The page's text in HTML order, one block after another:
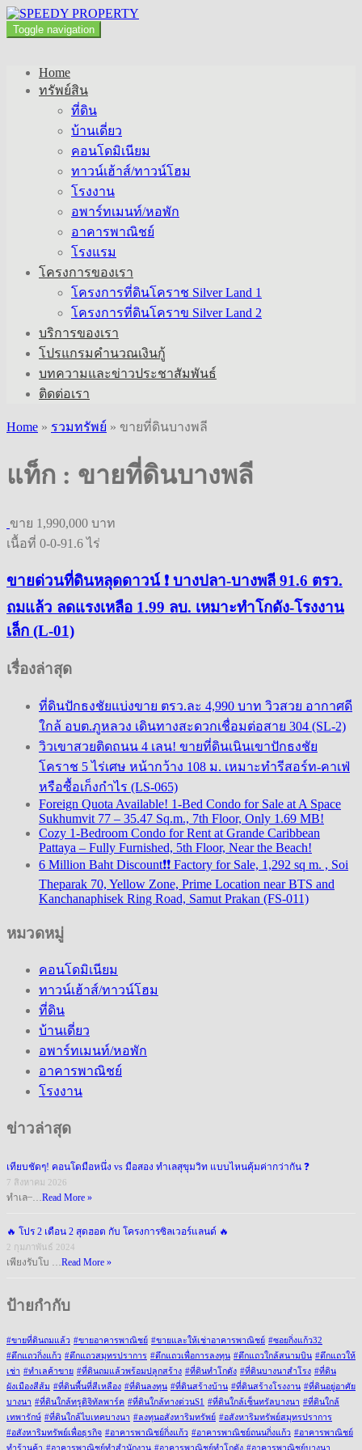
Toggle navigation
Home
ทรัพย์สิน
ที่ดิน
บ้านเดี่ยว
คอนโดมิเนียม
ทาวน์เฮ้าส์/ทาวน์โฮม
โรงงาน
อพาร์ทเมนท์/หอพัก
อาคารพาณิชย์
โรงแรม
โครงการของเรา
โครงการที่ดินโคราช Silver Land 1
โครงการที่ดินโคราข Silver Land 2
บริการของเรา
โปรแกรมคำนวณเงินกู้
บทความและข่าวประชาสัมพันธ์
ติดต่อเรา
Home » รวมทรัพย์ » ขายที่ดินบางพลี
แท็ก : ขายที่ดินบางพลี
ขาย 1,990,000 บาท
เนื้อที่ 0-0-91.6 ไร่
ขายด่วนที่ดินหลุดดาวน์ ❗ บางปลา-บางพลี 91.6 ตรว.
ถมแล้ว ลดแรงเหลือ 1.99 ลบ. เหมาะทำโกดัง-โรงงาน
เล็ก (L-01)
เรื่องล่าสุด
ที่ดินปักธงชัยแบ่งขาย ตรว.ละ 4,990 บาท วิวสวย อากาศดี
ใกล้ อบต.ภูหลวง เดินทางสะดวกเชื่อมต่อสาย 304 (SL-2)
วิวเขาสวยติดถนน 4 เลน! ขายที่ดินเนินเขาปักธงชัย
โคราช 5 ไร่เศษ หน้ากว้าง 108 ม. เหมาะทำรีสอร์ท-คาเฟ่
หรือซื้อเก็งกำไร (LS-065)
Foreign Quota Available! 1-Bed Condo for Sale at A Space
Sukhumvit 77 – 35.47 Sq.m., 7th Floor, Only 1.69 MB!
Cozy 1-Bedroom Condo for Rent at Grande Caribbean
Pattaya – Fully Furnished, 5th Floor, Near the Beach!
6 Million Baht Discount❗❗ Factory for Sale, 1,292 sq m. , Soi
Theparak 70, Yellow Zone, Prime Location near BTS and
Kanchanaphisek Ring Road, Samut Prakan (FS-011)
หมวดหมู่
คอนโดมิเนียม
ทาวน์เฮ้าส์/ทาวน์โฮม
ที่ดิน
บ้านเดี่ยว
อพาร์ทเมนท์/หอพัก
อาคารพาณิชย์
โรงงาน
ข่าวล่าสุด
เทียบชัดๆ! คอนโดมือหนึ่ง vs มือสอง ทำเลสุขุมวิท แบบไหนคุ้มค่ากว่ากัน ❓
7 สิงหาคม 2026
ทำเล ̶ …Read More »
🔥 โปร 2 เดือน 2 สุดฮอต กับ โครงการซิลเวอร์แลนด์ 🔥
2 กุมภาพันธ์ 2024
เพียงรับโบ …Read More »
ป้ายกำกับ
#ขายที่ดินถมแล้ว #ขายอาคารพาณิชย์ #ขายและให้เช่าอาคารพาณิชย์ #ซอยกิ่งแก้ว32
#ตึกแถวกิ่งแก้ว #ตึกแถวสมุทรปราการ #ตึกแถวเพื่อการลงทุน #ตึกแถวใกล้สนามบิน #ตึกแถวให้
เช่า #ทำเลค้าขาย #ที่ดินถมแล้วพร้อมปลูกสร้าง #ที่ดินทำโกดัง #ที่ดินบางนาสำโรง #ที่ดิน
ผังเมืองสีส้ม #ที่ดินพื้นที่สีเหลือง #ที่ดินลงทุน #ที่ดินสร้างบ้าน #ที่ดินสร้างโรงงาน #ที่ดินอยู่อาศัย
บางนา #ที่ดินใกล้ทรูดิจิทัลพาร์ค #ที่ดินใกล้ทางด่วนS1 #ที่ดินใกล้เซ็นทรัลบางนา #ที่ดินใกล้
เทพารักษ์ #ที่ดินใกล้ไบเทคบางนา #ลงทุนอสังหาริมทรัพย์ #อสังหาริมทรัพย์สมุทรปราการ
#อสังหาริมทรัพย์เพื่อธุรกิจ #อาคารพาณิชย์กิ่งแก้ว #อาคารพาณิชย์ถนนกิ่งแก้ว #อาคารพาณิชย์